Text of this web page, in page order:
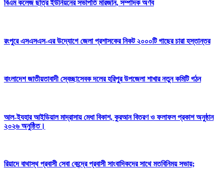
বিএম কলেজ ছাত্র ইউনিয়নের সভাপতি মারজান, সম্পাদক অর্ণব
রংপুরে এসএসএস-এর উদ্যোগে জেলা প্রশাসকের নিকট ২০০০টি গাছের চারা হস্তান্তর
বাংলাদেশ জাতীয়তাবাদী স্বেচ্ছাসেবক দলের হরিপুর উপজেলা শাখার নতুন কমিটি গঠন
আল-ইযহার আইডিয়াল মাদ্রাসায় মেধা বিকাশ, কুরআন বিতরণ ও ফলাফল প্রকাশ অনুষ্ঠান
২০২৬ অনুষ্ঠিত।
রিয়াদে বাথাস্থ প্রবাসী সেবা কেন্দ্রে প্রবাসী সাংবাদিকদের সাথে মতবিনিময় সভায়;